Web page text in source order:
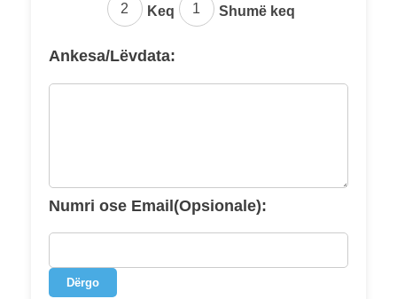
2 Keq 1 Shumë keq
Ankesa/Lëvdata:
Numri ose Email(Opsionale):
Dërgo